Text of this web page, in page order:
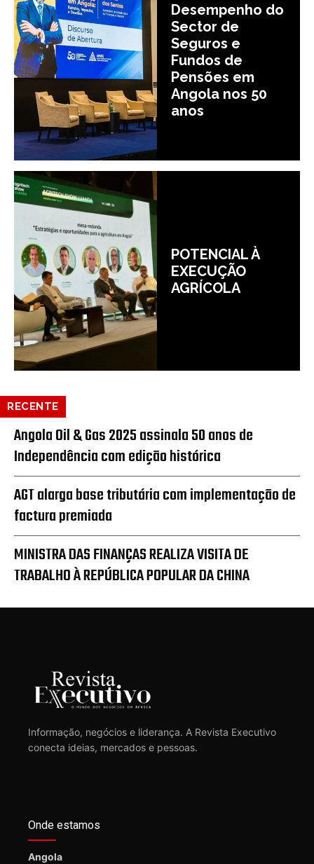
Desempenho do
Sector de
Seguros e
Fundos de
Pensões em
Angola nos 50
anos
POTENCIAL À
EXECUÇÃO
AGRÍCOLA
RECENTE
Angola Oil & Gas 2025 assinala 50 anos de
Independência com edição histórica
AGT alarga base tributária com implementação de
factura premiada
MINISTRA DAS FINANÇAS REALIZA VISITA DE
TRABALHO À REPÚBLICA POPULAR DA CHINA
Informação, negócios e liderança. A Revista Executivo
conecta ideias, mercados e pessoas.
Onde estamos
Angola